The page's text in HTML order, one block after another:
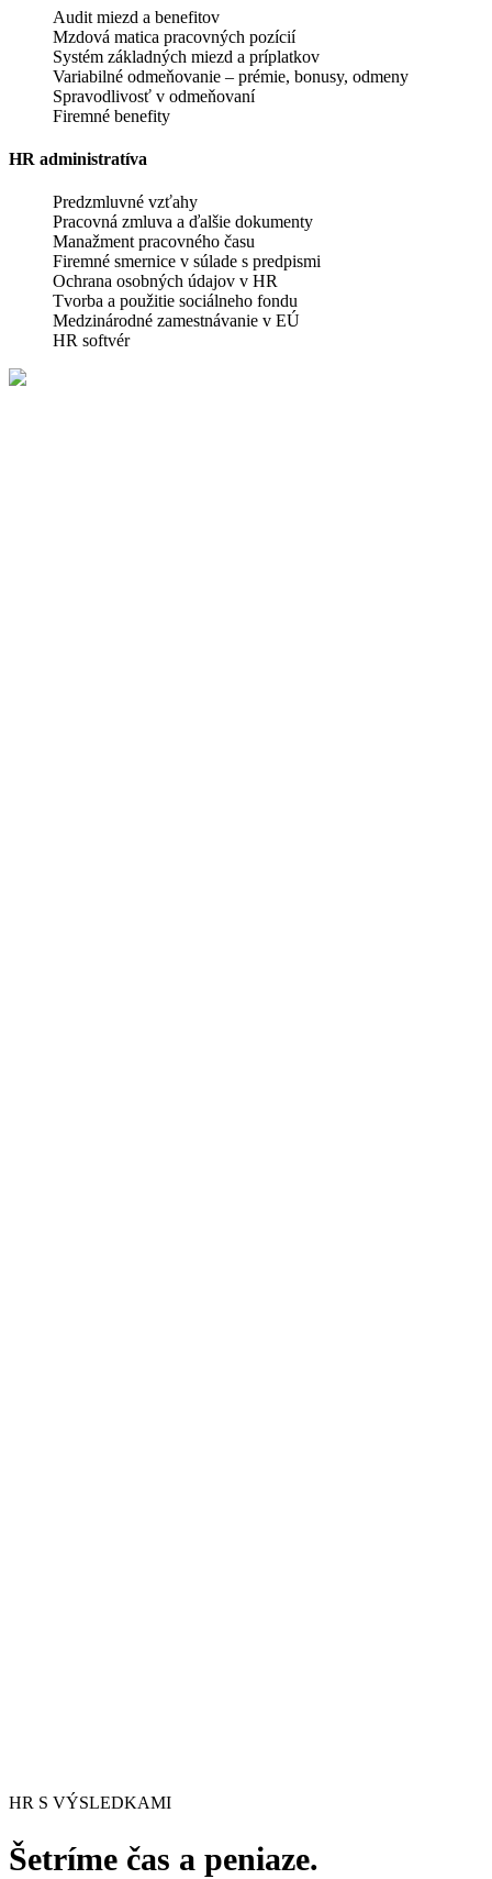
Audit miezd a benefitov
Mzdová matica pracovných pozícií
Systém základných miezd a príplatkov
Variabilné odmeňovanie – prémie, bonusy, odmeny
Spravodlivosť v odmeňovaní
Firemné benefity
HR administratíva
Predzmluvné vzťahy
Pracovná zmluva a ďalšie dokumenty
Manažment pracovného času
Firemné smernice v súlade s predpismi
Ochrana osobných údajov v HR
Tvorba a použitie sociálneho fondu
Medzinárodné zamestnávanie v EÚ
HR softvér
HR S VÝSLEDKAMI
Šetríme čas a peniaze.